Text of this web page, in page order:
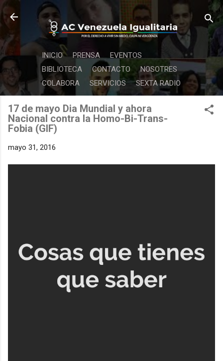
Ir al contenido principal
INICIO PRENSA
EVENTOS
BIBLIOTECA
CONTACTO
NOSOTRES
COLABORA
SERVICIOS SEXTA RADIO
17 de mayo Dia Mundial y ahora
Nacional contra la Homo-Bi-Trans-
Fobia (GIF)
mayo 31, 2016